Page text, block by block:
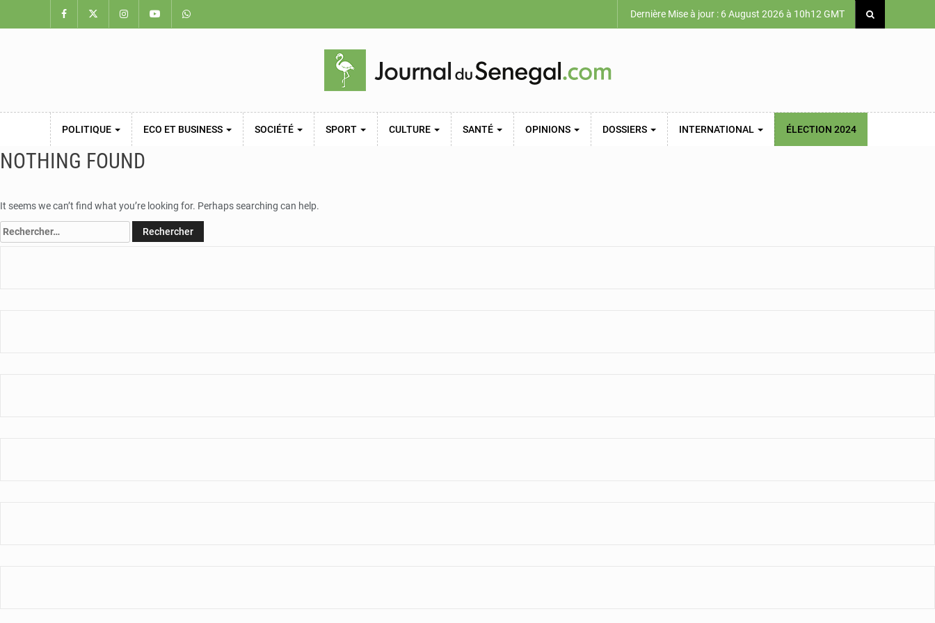
Dernière Mise à jour : 6 August 2026 à 10h12 GMT
POLITIQUE ECO ET BUSINESS SOCIÉTÉ SPORT CULTURE SANTÉ OPINIONS DOSSIERS INTERNATIONAL ÉLECTION 2024
NOTHING FOUND
It seems we can’t find what you’re looking for. Perhaps searching can help.
Rechercher :